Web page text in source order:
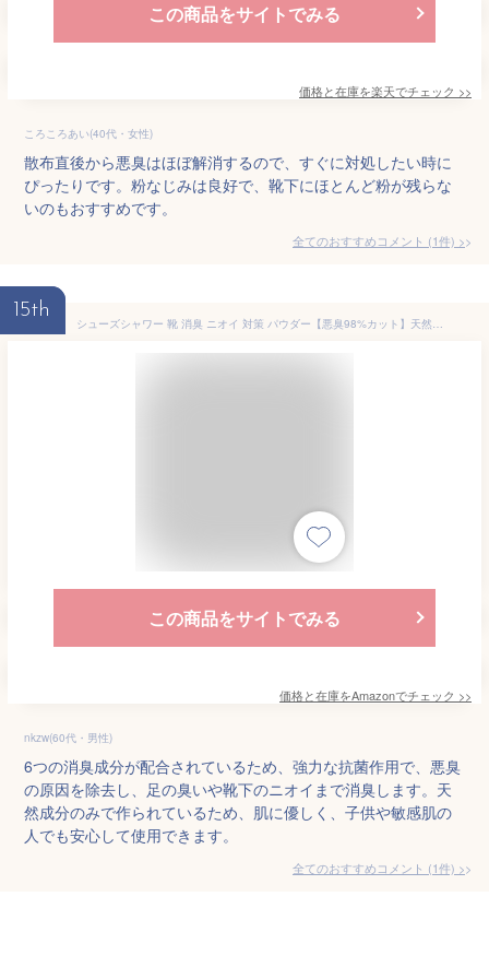
この商品をサイトでみる
価格と在庫を楽天でチェック >>
ころころあい(40代・女性)
散布直後から悪臭はほぼ解消するので、すぐに対処したい時に
ぴったりです。粉なじみは良好で、靴下にほとんど粉が残らな
いのもおすすめです。
全てのおすすめコメント (1件) >
15th
シューズシャワー 靴 消臭 ニオイ 対策 パウダー【悪臭98%カット】天然成分１００％ (肌に優しい 無添加 消臭パウダー) シューズ 足の臭い消し 対策 ケア [無香料] 大容量 (58g×1個)
この商品をサイトでみる
価格と在庫をAmazonでチェック >>
nkzw(60代・男性)
6つの消臭成分が配合されているため、強力な抗菌作用で、悪臭
の原因を除去し、足の臭いや靴下のニオイまで消臭します。天
然成分のみで作られているため、肌に優しく、子供や敏感肌の
人でも安心して使用できます。
全てのおすすめコメント (1件) >